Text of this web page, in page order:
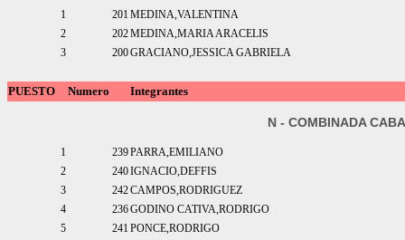
1 201 MEDINA,VALENTINA
2
202MEDINA,MARIA ARACELIS
3
200GRACIANO,JESSICA GABRIELA
PUESTO Numero Integrantes
N - COMBINADA
1 239PARRA,EMILIANO
2
240IGNACIO,DEFFIS
3
242CAMPOS,RODRIGUEZ
4
236GODINO CATIVA,RODRIGO
5
241 PONCE,RODRIGO